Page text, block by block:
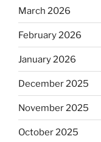
March 2026
February 2026
January 2026
December 2025
November 2025
October 2025